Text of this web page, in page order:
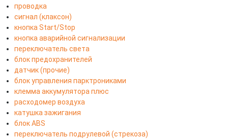
проводка
сигнал (клаксон)
кнопка Start/Stop
кнопка аварийной сигнализации
переключатель света
блок предохранителей
датчик (прочие)
блок управления парктрониками
клемма аккумулятора плюс
расходомер воздуха
катушка зажигания
блок ABS
переключатель подрулевой (стрекоза)